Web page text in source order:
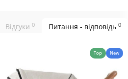
Відгуки 0 Питання - відповідь 0
Top New